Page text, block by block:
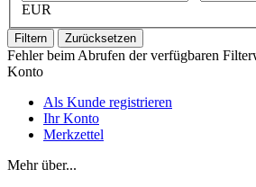
EUR
Filtern Zurücksetzen
Fehler beim Abrufen der verfügbaren
Konto
Als Kunde registrieren
Ihr Konto
Merkzettel
Mehr über...